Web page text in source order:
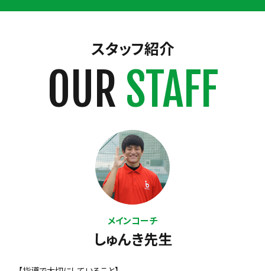
スタッフ紹介
OUR STAFF
メインコーチ
しゅんき先生